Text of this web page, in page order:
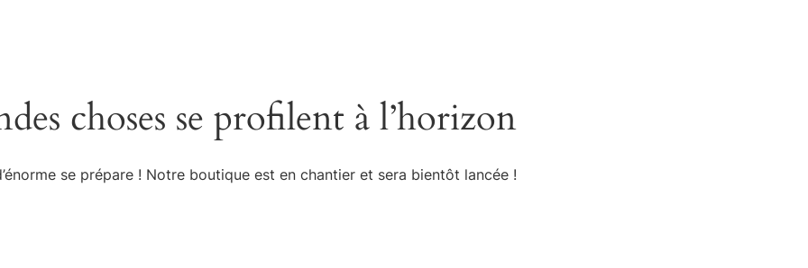
choses se profilent à l’horizon
se prépare ! Notre boutique est en chantier et sera bientôt lancée !